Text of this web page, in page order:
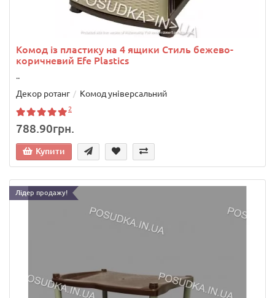
Комод із пластику на 4 ящики Стиль бежево-
коричневий Efe Plastics
..
Декор ротанг
Комод універсальний
2
788.90грн.
Купити
Лідер продажу!